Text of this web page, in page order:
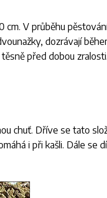
cm. V průběhu
dozrávají
před dobou zralosti.
chuť. Dříve se tato
i při kašli. Dále se